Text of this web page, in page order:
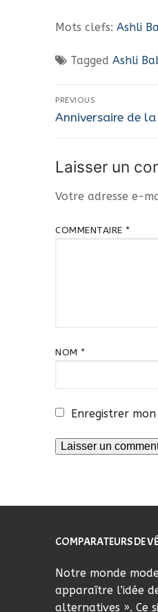
Mots clefs: Ashli
Tagged Ashli
Navigation
de
PREVIOUS
Previous
Anniversaire de
Laisser un
Votre adresse e-
COMMENTAIRE *
NOM *
Enregistrer
COMPARATEURS DE
Notre monde
apparaître l’idée
alternatives ». Ce